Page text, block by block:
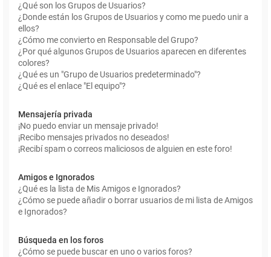
¿Qué son los Grupos de Usuarios?
¿Donde están los Grupos de Usuarios y como me puedo unir a
ellos?
¿Cómo me convierto en Responsable del Grupo?
¿Por qué algunos Grupos de Usuarios aparecen en diferentes
colores?
¿Qué es un "Grupo de Usuarios predeterminado"?
¿Qué es el enlace "El equipo"?
Mensajería privada
¡No puedo enviar un mensaje privado!
¡Recibo mensajes privados no deseados!
¡Recibí spam o correos maliciosos de alguien en este foro!
Amigos e Ignorados
¿Qué es la lista de Mis Amigos e Ignorados?
¿Cómo se puede añadir o borrar usuarios de mi lista de Amigos
e Ignorados?
Búsqueda en los foros
¿Cómo se puede buscar en uno o varios foros?